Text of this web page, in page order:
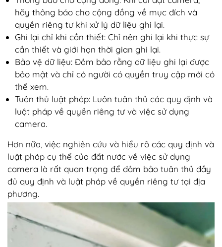
hãy thông báo cho cộng đồng về mục đích và
quyền riêng tư khi xử lý dữ liệu ghi lại.
Ghi lại chỉ khi cần thiết: Chỉ nên ghi lại khi thực sự
cần thiết và giới hạn thời gian ghi lại.
Bảo vệ dữ liệu: Đảm bảo rằng dữ liệu ghi lại được
bảo mật và chỉ có người có quyền truy cập mới có
thể xem.
Tuân thủ luật pháp: Luôn tuân thủ các quy định và
luật pháp về quyền riêng tư và việc sử dụng
camera.
Hơn nữa, việc nghiên cứu và hiểu rõ các quy định và
luật pháp cụ thể của đất nước về việc sử dụng
camera là rất quan trọng để đảm bảo tuân thủ đầy
đủ quy định và luật pháp về quyền riêng tư tại địa
phương.